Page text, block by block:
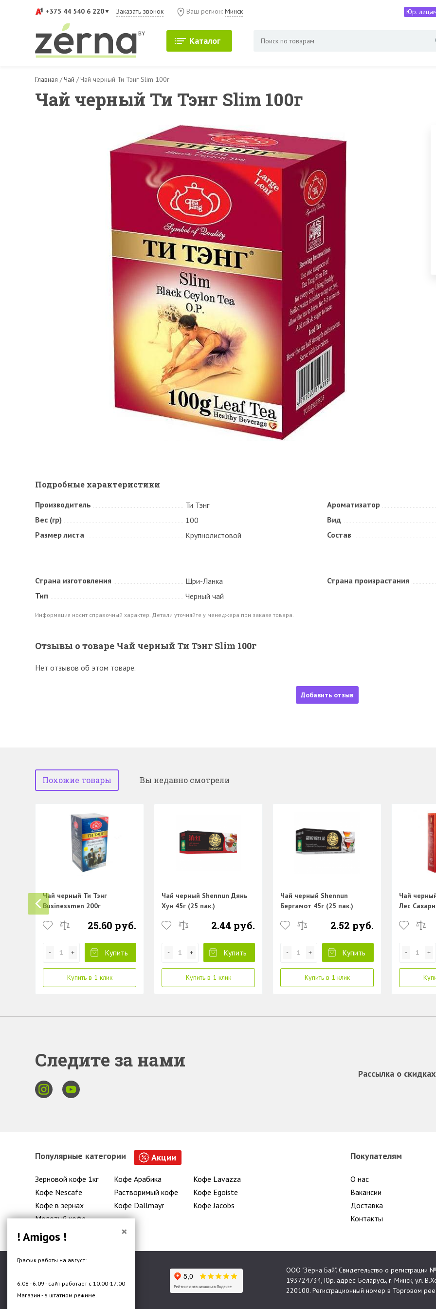
+375 44 540 6 220 Заказать звонок Ваш регион: Минск Юр.
Каталог
Главная /Чай /Чай черный Ти Тэнг Slim 100г
Чай черный Ти Тэнг Slim 100г
Подробные характеристики
Производитель Ти Тэнг Ароматизатор
Вес (гр)
100 Вид
Размер листа
Крупнолистовой Состав
Страна изготовления
Шри-Ланка Страна произрастания
Тип
Черный чай
Информация носит справочный характер. Детали уточняйте у менеджера при заказе товара.
Отзывы о товаре Чай черный Ти Тэнг Slim 100г
Нет отзывов об этом товаре.
Добавить отзыв
Похожие товары Вы недавно смотрели
Чай черный Ти Тэнг
Businessmen 200г
25.60 руб.
Купить
Купить в 1 клик
Чай черный Shennun Дянь
Хун 45г (25 пак.)
2.44 руб.
Купить
Купить в 1 клик
Чай черный Shennun
Бергамот 45г (25 пак.)
2.52 руб.
Купить
Купить в 1 клик
Чай
Лес
Следите за нами
Рассылка о
Популярные категории Акции
Зерновой кофе 1кг Кофе Арабика
Кофе Lavazza
Кофе Nescafe
Растворимый кофе
Кофе Egoiste
Кофе в зернах
Кофе Dallmayr
Кофе Jacobs
Молотый кофе
Покупателям
О нас
Вакансии
Доставка
Контакты
Гипермаркет кофе и чая
ООО "Зёрна Бай". Свидетельство о
193724734, Юр. адрес: Беларусь, г. Минск, ул.
220100. Регистрационный номер в Торговом
×
! Amigos !
График работы на август:
6.08 - 6.09 - сайт работает с 10:00-17:00
Магазин - в штатном режиме.